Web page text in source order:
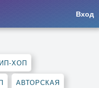
Вход
ХОП
АВТОРСКАЯ